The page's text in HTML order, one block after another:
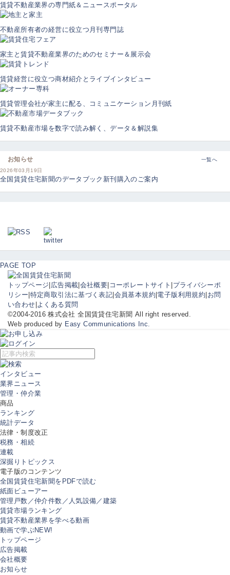
賃貸不動産業界の専門紙＆ニュースポータル
不動産所有者の経営に役立つ月刊専門誌
家主と賃貸不動産業界のためのセミナー＆展示会
賃貸経営に役立つ商材紹介とライブインタビュー
賃貸管理会社が家主に配る、コミュニケーション月刊紙
賃貸不動産市場を数字で読み解く、データ＆解説集
お知らせ
一覧へ
2026年03月19日
全国賃貸住宅新聞のデータブック新刊購入のご案内
PAGE TOP
トップページ 広告掲載 会社概要 コーポレートサイト プライバシーポ
リシー 特定商取引法に基づく表記 会員基本規約 電子版利用規約 お問
い合わせ よくある質問
©2004-2016 株式会社 全国賃貸住宅新聞 All right reserved.
Web produced by Easy Communications Inc.
インタビュー
業界ニュース
管理・仲介業
商品
ランキング
統計データ
法律・制度改正
税務・相続
連載
深掘りトピックス
電子版のコンテンツ
全国賃貸住宅新聞をPDFで読む
紙面ビューアー
管理戸数／仲介件数／人気設備／建築
賃貸市場ランキング
賃貸不動産業界を学べる動画
動画で学ぶNEW!
トップページ
広告掲載
会社概要
お知らせ